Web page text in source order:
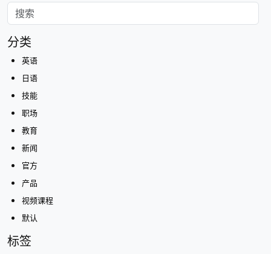
分类
英语
日语
技能
职场
教育
新闻
官方
产品
视频课程
默认
标签